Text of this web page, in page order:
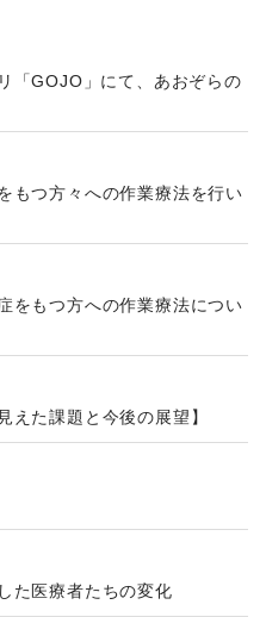
「GOJO」にて、あおぞらの
もつ方々への作業療法を行い
をもつ方への作業療法につい
えた課題と今後の展望】
た医療者たちの変化